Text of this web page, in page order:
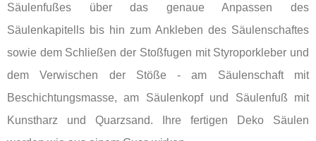
Säulenfußes über das genaue Anpassen des
Säulenkapitells bis hin zum Ankleben des Säulenschaftes
sowie dem Schließen der Stoßfugen mit Styroporkleber und
dem Verwischen der Stöße - am Säulenschaft mit
Beschichtungsmasse, am Säulenkopf und Säulenfuß mit
Kunstharz und Quarzsand. Ihre fertigen Deko Säulen